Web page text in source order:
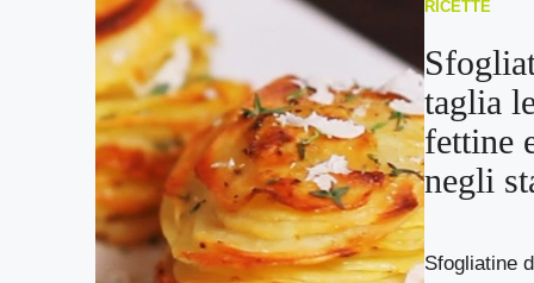
RICETTE
taglia
fettine
negli
Sfogliatine